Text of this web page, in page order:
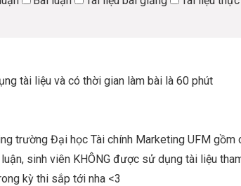
tài liệu và có thời gian làm bài là 60 phút
trường Đại học Tài chính Marketing UFM gồm
sinh viên KHÔNG được sử dụng tài liệu
kỳ thi sắp tới nha <3